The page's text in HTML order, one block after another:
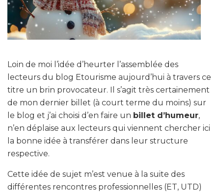
Loin de moi l’idée d’heurter l’assemblée des
lecteurs du blog Etourisme aujourd’hui à travers ce
titre un brin provocateur. Il s’agit très certainement
de mon dernier billet (à court terme du moins) sur
le blog et j’ai choisi d’en faire un billet d’humeur,
n’en déplaise aux lecteurs qui viennent chercher ici
la bonne idée à transférer dans leur structure
respective.
Cette idée de sujet m’est venue à la suite des
différentes rencontres professionnelles (ET, UTD)